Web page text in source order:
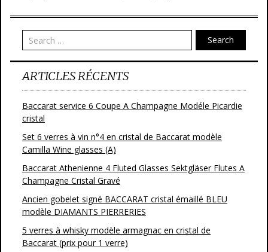
Search
ARTICLES RÉCENTS
Baccarat service 6 Coupe A Champagne Modéle Picardie
cristal
Set 6 verres à vin n°4 en cristal de Baccarat modèle
Camilla Wine glasses (A)
Baccarat Athenienne 4 Fluted Glasses Sektgläser Flutes A
Champagne Cristal Gravé
Ancien gobelet signé BACCARAT cristal émaillé BLEU
modèle DIAMANTS PIERRERIES
5 verres à whisky modèle armagnac en cristal de
Baccarat (prix pour 1 verre)